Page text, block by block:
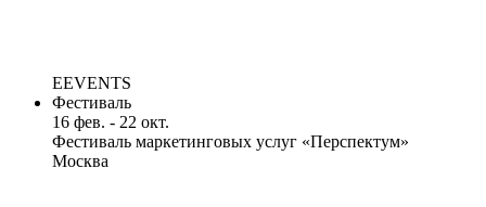
EEVENTS
Фестиваль
16 фев. - 22 окт.
Фестиваль маркетинговых услуг «Перспектум»
Москва